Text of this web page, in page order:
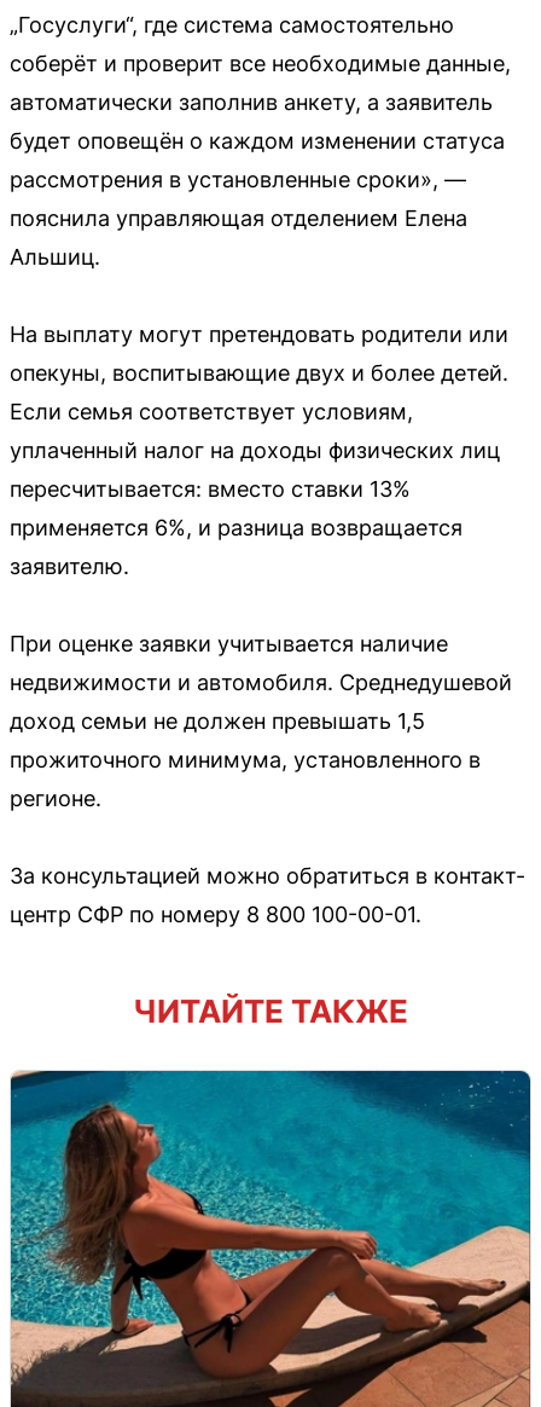
„Госуслуги“, где система самостоятельно
соберёт и проверит все необходимые данные,
автоматически заполнив анкету, а заявитель
будет оповещён о каждом изменении статуса
рассмотрения в установленные сроки», —
пояснила управляющая отделением Елена
Альшиц.
На выплату могут претендовать родители или
опекуны, воспитывающие двух и более детей.
Если семья соответствует условиям,
уплаченный налог на доходы физических лиц
пересчитывается: вместо ставки 13%
применяется 6%, и разница возвращается
заявителю.
При оценке заявки учитывается наличие
недвижимости и автомобиля. Среднедушевой
доход семьи не должен превышать 1,5
прожиточного минимума, установленного в
регионе.
За консультацией можно обратиться в контакт-
центр СФР по номеру 8 800 100-00-01.
ЧИТАЙТЕ ТАКЖЕ